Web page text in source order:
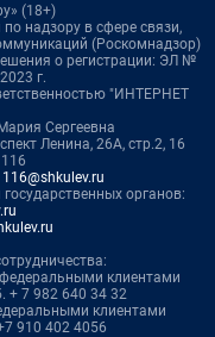
(18+)
надзору в сфере связи,
(Роскомнадзор)
о регистрации: ЭЛ №
г.
"ИНТЕРНЕТ
Сергеевна
Ленина, 26А, стр.2, 16
116@shkulev.ru
органов:
клиентами
+ 7 982 640 34 32
клиентами
910 402 4056